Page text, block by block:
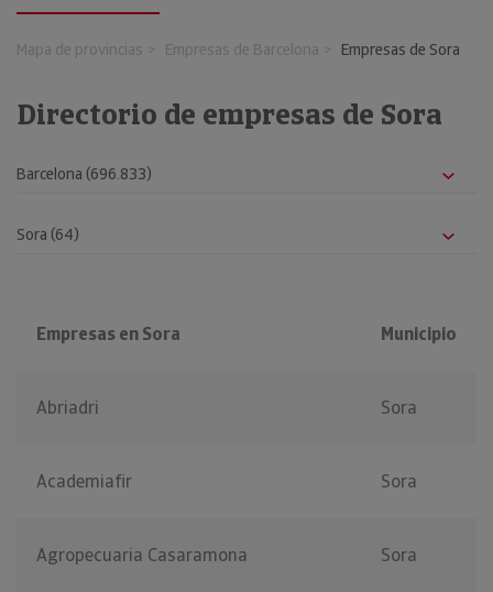
Mapa de provincias Empresas de Barcelona Empresas de Sora
Directorio de empresas de Sora
Empresas en Sora Municipio
Abriadri Sora
Academiafir Sora
Agropecuaria Casaramona Sora